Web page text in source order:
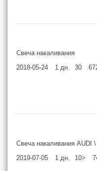
Свеча накаливания
2018-05-24
1 дн. 30
Свеча накаливания AUDI
2019-07-05
1 дн. 10>